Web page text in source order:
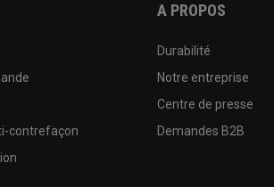
contrefaçon
A PROPOS
Durabilité
Notre entreprise
Centre de presse
Demandes B2B